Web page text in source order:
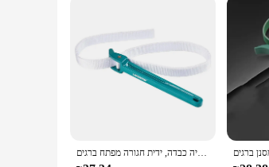
ספרטון 12 "מסנן שמן מתכוונן רצועת ברגים, כפולה ניילון שכבתית רצועת ברגים אינסטלציה כבדה, ידית חגורה מפתח ברגים